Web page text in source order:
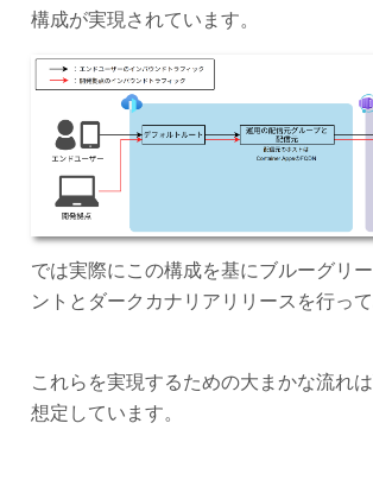
構成が実現されています。
では実際にこの構成を基にブルーグリ
ントとダークカナリアリリースを行って
これらを実現するための大まかな流れ
想定しています。